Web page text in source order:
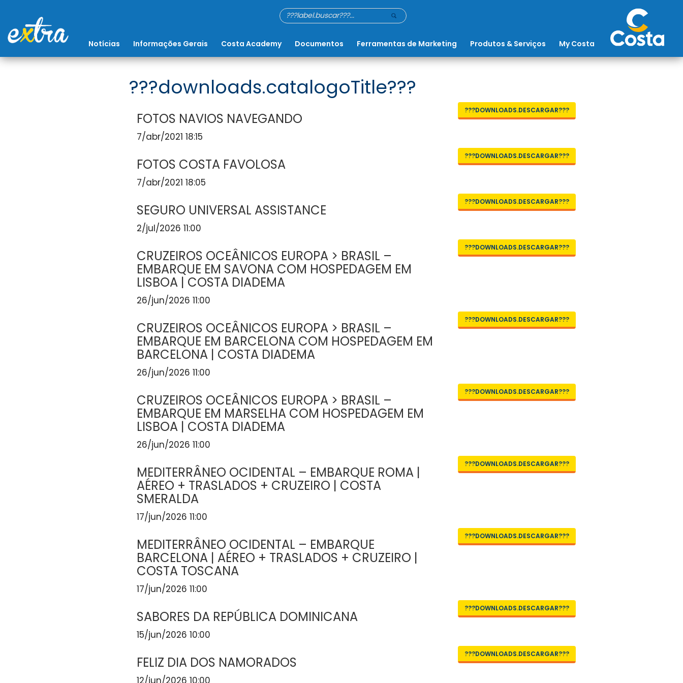
Notícias Informações Gerais Costa Academy Documentos Ferramentas de Marketing Produtos & Serviços My Costa
???downloads.catalogoTitle???
FOTOS NAVIOS NAVEGANDO
7/abr/2021 18:15
???DOWNLOADS.DESCARGAR???
FOTOS COSTA FAVOLOSA
7/abr/2021 18:05
???DOWNLOADS.DESCARGAR???
SEGURO UNIVERSAL ASSISTANCE
2/jul/2026 11:00
???DOWNLOADS.DESCARGAR???
CRUZEIROS OCEÂNICOS EUROPA > BRASIL –
EMBARQUE EM SAVONA COM HOSPEDAGEM EM
LISBOA | COSTA DIADEMA
26/jun/2026 11:00
???DOWNLOADS.DESCARGAR???
CRUZEIROS OCEÂNICOS EUROPA > BRASIL –
EMBARQUE EM BARCELONA COM HOSPEDAGEM EM
BARCELONA | COSTA DIADEMA
26/jun/2026 11:00
???DOWNLOADS.DESCARGAR???
CRUZEIROS OCEÂNICOS EUROPA > BRASIL –
EMBARQUE EM MARSELHA COM HOSPEDAGEM EM
LISBOA | COSTA DIADEMA
26/jun/2026 11:00
???DOWNLOADS.DESCARGAR???
MEDITERRÂNEO OCIDENTAL – EMBARQUE ROMA |
AÉREO + TRASLADOS + CRUZEIRO | COSTA
SMERALDA
17/jun/2026 11:00
???DOWNLOADS.DESCARGAR???
MEDITERRÂNEO OCIDENTAL – EMBARQUE
BARCELONA | AÉREO + TRASLADOS + CRUZEIRO |
COSTA TOSCANA
17/jun/2026 11:00
???DOWNLOADS.DESCARGAR???
SABORES DA REPÚBLICA DOMINICANA
15/jun/2026 10:00
???DOWNLOADS.DESCARGAR???
FELIZ DIA DOS NAMORADOS
12/jun/2026 10:00
???DOWNLOADS.DESCARGAR???